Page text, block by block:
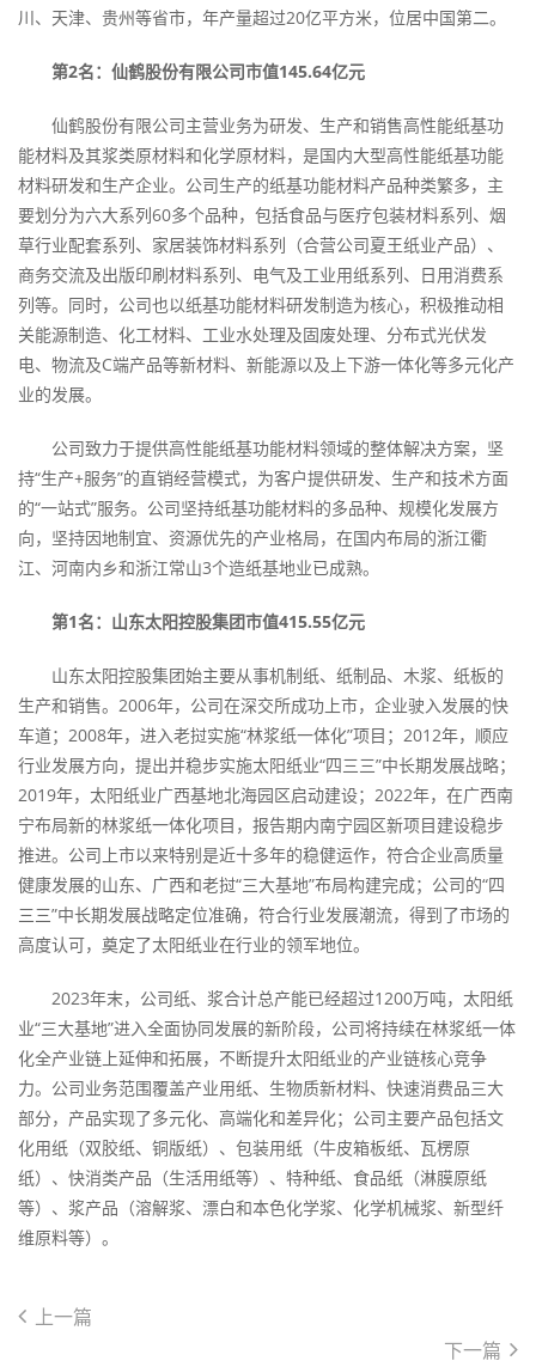
川、天津、贵州等省市，年产量超过20亿平方米，位居中国第二。
第2名：仙鹤股份有限公司市值145.64亿元
仙鹤股份有限公司主营业务为研发、生产和销售高性能纸基功
能材料及其浆类原材料和化学原材料，是国内大型高性能纸基功能
材料研发和生产企业。公司生产的纸基功能材料产品种类繁多，主
要划分为六大系列60多个品种，包括食品与医疗包装材料系列、烟
草行业配套系列、家居装饰材料系列（合营公司夏王纸业产品）、
商务交流及出版印刷材料系列、电气及工业用纸系列、日用消费系
列等。同时，公司也以纸基功能材料研发制造为核心，积极推动相
关能源制造、化工材料、工业水处理及固废处理、分布式光伏发
电、物流及C端产品等新材料、新能源以及上下游一体化等多元化产
业的发展。
公司致力于提供高性能纸基功能材料领域的整体解决方案，坚
持“生产+服务”的直销经营模式，为客户提供研发、生产和技术方面
的“一站式”服务。公司坚持纸基功能材料的多品种、规模化发展方
向，坚持因地制宜、资源优先的产业格局，在国内布局的浙江衢
江、河南内乡和浙江常山3个造纸基地业已成熟。
第1名：山东太阳控股集团市值415.55亿元
山东太阳控股集团始主要从事机制纸、纸制品、木浆、纸板的
生产和销售。2006年，公司在深交所成功上市，企业驶入发展的快
车道；2008年，进入老挝实施“林浆纸一体化”项目；2012年，顺应
行业发展方向，提出并稳步实施太阳纸业“四三三”中长期发展战略；
2019年，太阳纸业广西基地北海园区启动建设；2022年，在广西南
宁布局新的林浆纸一体化项目，报告期内南宁园区新项目建设稳步
推进。公司上市以来特别是近十多年的稳健运作，符合企业高质量
健康发展的山东、广西和老挝“三大基地”布局构建完成；公司的“四
三三”中长期发展战略定位准确，符合行业发展潮流，得到了市场的
高度认可，奠定了太阳纸业在行业的领军地位。
2023年末，公司纸、浆合计总产能已经超过1200万吨，太阳纸
业“三大基地”进入全面协同发展的新阶段，公司将持续在林浆纸一体
化全产业链上延伸和拓展，不断提升太阳纸业的产业链核心竞争
力。公司业务范围覆盖产业用纸、生物质新材料、快速消费品三大
部分，产品实现了多元化、高端化和差异化；公司主要产品包括文
化用纸（双胶纸、铜版纸）、包装用纸（牛皮箱板纸、瓦楞原
纸）、快消类产品（生活用纸等）、特种纸、食品纸（淋膜原纸
等）、浆产品（溶解浆、漂白和本色化学浆、化学机械浆、新型纤
维原料等）。
上一篇
下一篇